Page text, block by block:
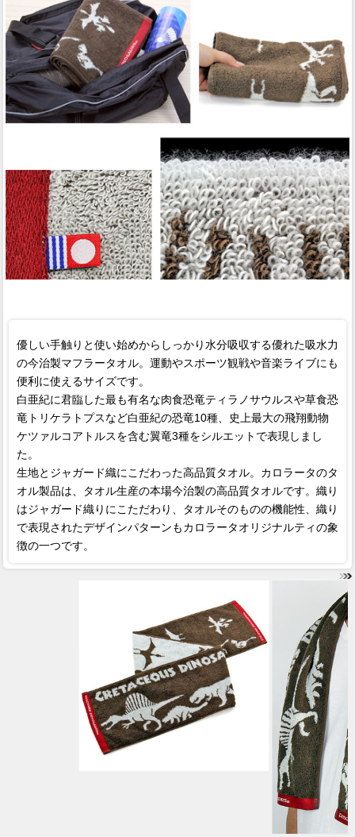
優しい手触りと使い始めからしっかり水分吸収する優れた吸水力
の今治製マフラータオル。運動やスポーツ観戦や音楽ライブにも
便利に使えるサイズです。
白亜紀に君臨した最も有名な肉食恐竜ティラノサウルスや草食恐
竜トリケラトプスなど白亜紀の恐竜10種、史上最大の飛翔動物
ケツァルコアトルスを含む翼竜3種をシルエットで表現しまし
た。
生地とジャガード織にこだわった高品質タオル。カロラータのタ
オル製品は、タオル生産の本場今治製の高品質タオルです。織り
はジャガード織りにこただわり、タオルそのものの機能性、織り
で表現されたデザインパターンもカロラータオリジナルティの象
徴の一つです。